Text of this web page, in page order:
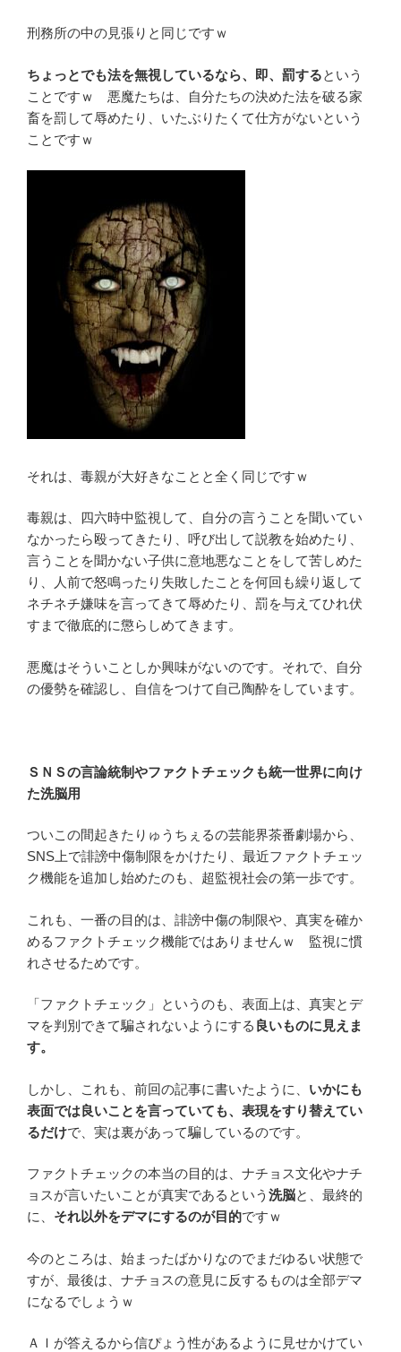
刑務所の中の見張りと同じですｗ
ちょっとでも法を無視しているなら、即、罰するという
ことですｗ 悪魔たちは、自分たちの決めた法を破る家
畜を罰して辱めたり、いたぶりたくて仕方がないという
ことですｗ
それは、毒親が大好きなことと全く同じですｗ
毒親は、四六時中監視して、自分の言うことを聞いてい
なかったら殴ってきたり、呼び出して説教を始めたり、
言うことを聞かない子供に意地悪なことをして苦しめた
り、人前で怒鳴ったり失敗したことを何回も繰り返して
ネチネチ嫌味を言ってきて辱めたり、罰を与えてひれ伏
すまで徹底的に懲らしめてきます。
悪魔はそういことしか興味がないのです。それで、自分
の優勢を確認し、自信をつけて自己陶酔をしています。
ＳＮＳの言論統制やファクトチェックも統一世界に向け
た洗脳用
ついこの間起きたりゅうちぇるの芸能界茶番劇場から、
SNS上で誹謗中傷制限をかけたり、最近ファクトチェッ
ク機能を追加し始めたのも、超監視社会の第一歩です。
これも、一番の目的は、誹謗中傷の制限や、真実を確か
めるファクトチェック機能ではありませんｗ 監視に慣
れさせるためです。
「ファクトチェック」というのも、表面上は、真実とデ
マを判別できて騙されないようにする 良いものに見えま
す。
しかし、これも、前回の記事に書いたように、 いかにも
表面では良いことを言っていても、表現をすり替えてい
るだけで、実は裏があって騙しているのです。
ファクトチェックの本当の目的は、ナチョス文化やナチ
ョスが言いたいことが真実であるという 洗脳と、最終的
に、 それ以外をデマにするのが目的ですｗ
今のところは、始まったばかりなのでまだゆるい状態で
すが、最後は、ナチョスの意見に反するものは全部デマ
になるでしょうｗ
ＡＩが答えるから信ぴょう性があるように見せかけてい